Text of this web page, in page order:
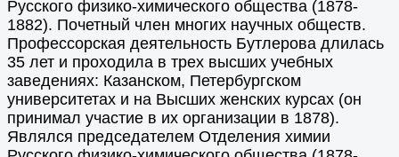
Русского физико-химического общества (1878-
1882). Почетный член многих научных обществ.
Профессорская деятельность Бутлерова длилась
35 лет и проходила в трех высших учебных
заведениях: Казанском, Петербургском
университетах и на Высших женских курсах (он
принимал участие в их организации в 1878).
Являлся председателем Отделения химии